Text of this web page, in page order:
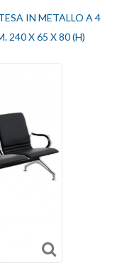
IN METALLO A 4
240 X 65 X 80 (H)